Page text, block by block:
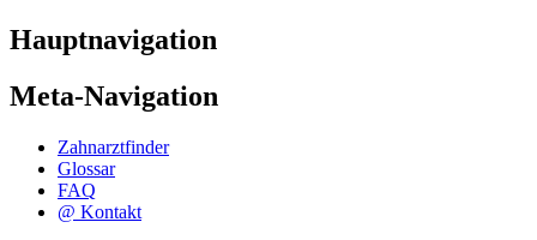
Hauptnavigation
Meta-Navigation
Zahnarztfinder
Glossar
FAQ
@ Kontakt